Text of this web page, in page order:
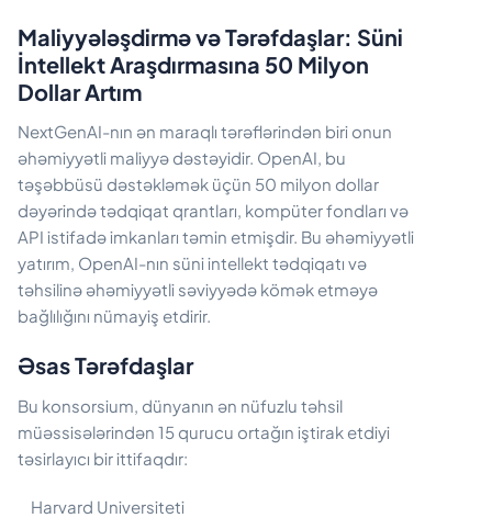
Maliyyələşdirmə və Tərəfdaşlar: Süni
İntellekt Araşdırmasına 50 Milyon
Dollar Artım
NextGenAI-nın ən maraqlı tərəflərindən biri onun
əhəmiyyətli maliyyə dəstəyidir. OpenAI, bu
təşəbbüsü dəstəkləmək üçün 50 milyon dollar
dəyərində tədqiqat qrantları, kompüter fondları və
API istifadə imkanları təmin etmişdir. Bu əhəmiyyətli
yatırım, OpenAI-nın süni intellekt tədqiqatı və
təhsilinə əhəmiyyətli səviyyədə kömək etməyə
bağlılığını nümayiş etdirir.
Əsas Tərəfdaşlar
Bu konsorsium, dünyanın ən nüfuzlu təhsil
müəssisələrindən 15 qurucu ortağın iştirak etdiyi
təsirlayıcı bir ittifaqdır:
Harvard Universiteti